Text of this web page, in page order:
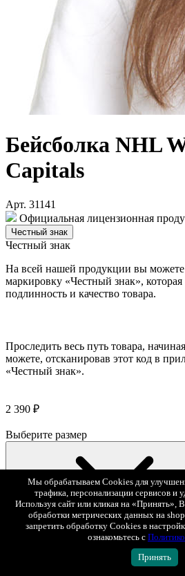
Бейсболка NHL
Capitals
Арт. 31141
Официальная лицензионная
Честный знак
Честный знак
На всей нашей продукции вы
маркировку «Честный знак», которая
подлинность и качество товара.
Проследить весь путь товара,
можете, отсканировав этот код в
«Честный знак».
2 390 ₽
Выберите размер
Мы обрабатываем Cookies для
трафика, персонализации сервисов и
Используя сайт или кликая на «Принять»,
обработки метрических данных на
запретить обработку Cookies в
ознакомьтесь с
Принять